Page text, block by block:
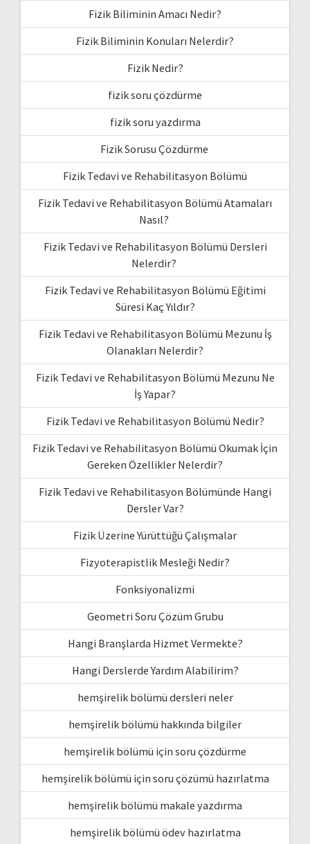
Fizik Biliminin Amacı Nedir?
Fizik Biliminin Konuları Nelerdir?
Fizik Nedir?
fizik soru çözdürme
fizik soru yazdırma
Fizik Sorusu Çözdürme
Fizik Tedavi ve Rehabilitasyon Bölümü
Fizik Tedavi ve Rehabilitasyon Bölümü Atamaları
Nasıl?
Fizik Tedavi ve Rehabilitasyon Bölümü Dersleri
Nelerdir?
Fizik Tedavi ve Rehabilitasyon Bölümü Eğitimi
Süresi Kaç Yıldır?
Fizik Tedavi ve Rehabilitasyon Bölümü Mezunu İş
Olanakları Nelerdir?
Fizik Tedavi ve Rehabilitasyon Bölümü Mezunu Ne
İş Yapar?
Fizik Tedavi ve Rehabilitasyon Bölümü Nedir?
Fizik Tedavi ve Rehabilitasyon Bölümü Okumak İçin
Gereken Özellikler Nelerdir?
Fizik Tedavi ve Rehabilitasyon Bölümünde Hangi
Dersler Var?
Fizik Üzerine Yürüttüğü Çalışmalar
Fizyoterapistlik Mesleği Nedir?
Fonksiyonalizmi
Geometri Soru Çözüm Grubu
Hangi Branşlarda Hizmet Vermekte?
Hangi Derslerde Yardım Alabilirim?
hemşirelik bölümü dersleri neler
hemşirelik bölümü hakkında bilgiler
hemşirelik bölümü için soru çözdürme
hemşirelik bölümü için soru çözümü hazırlatma
hemşirelik bölümü makale yazdırma
hemşirelik bölümü ödev hazırlatma